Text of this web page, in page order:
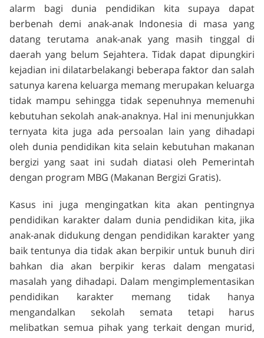
alarm bagi dunia pendidikan kita supaya dapat
berbenah demi anak-anak Indonesia di masa yang
datang terutama anak-anak yang masih tinggal di
daerah yang belum Sejahtera. Tidak dapat dipungkiri
kejadian ini dilatarbelakangi beberapa faktor dan salah
satunya karena keluarga memang merupakan keluarga
tidak mampu sehingga tidak sepenuhnya memenuhi
kebutuhan sekolah anak-anaknya. Hal ini menunjukkan
ternyata kita juga ada persoalan lain yang dihadapi
oleh dunia pendidikan kita selain kebutuhan makanan
bergizi yang saat ini sudah diatasi oleh Pemerintah
dengan program MBG (Makanan Bergizi Gratis).
Kasus ini juga mengingatkan kita akan pentingnya
pendidikan karakter dalam dunia pendidikan kita, jika
anak-anak didukung dengan pendidikan karakter yang
baik tentunya dia tidak akan berpikir untuk bunuh diri
bahkan dia akan berpikir keras dalam mengatasi
masalah yang dihadapi. Dalam mengimplementasikan
pendidikan karakter memang tidak hanya
mengandalkan sekolah semata tetapi harus
melibatkan semua pihak yang terkait dengan murid,